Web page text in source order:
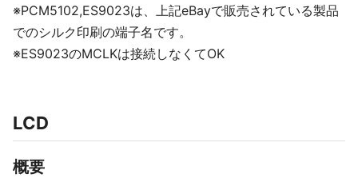
※PCM5102,ES9023は、上記eBayで販売されている製品
でのシルク印刷の端子名です。
※ES9023のMCLKは接続しなくてOK
LCD
概要